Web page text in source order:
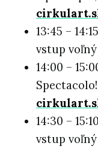
13:45 –
vstup voľný
14:00 –
14:30 –
vstup voľný